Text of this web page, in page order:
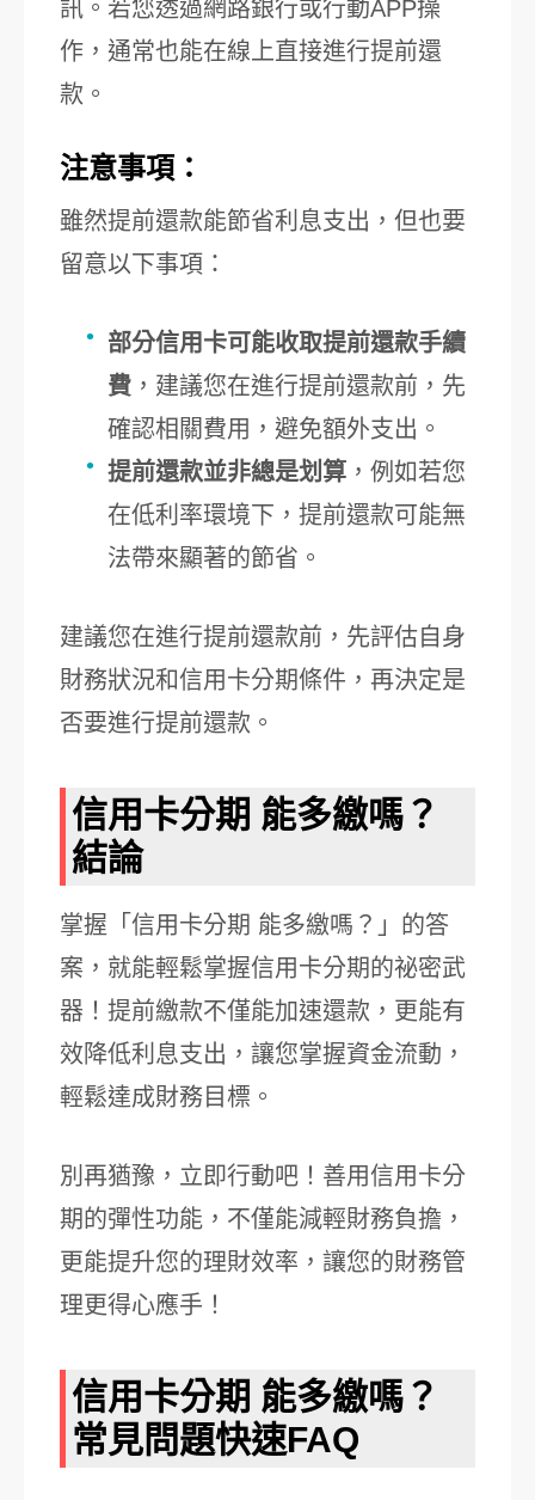
訊。若您透過網路銀行或行動APP操
作，通常也能在線上直接進行提前還
款。
注意事項：
雖然提前還款能節省利息支出，但也要
留意以下事項：
部分信用卡可能收取提前還款手續
費 ，建議您在進行提前還款前，先
確認相關費用，避免額外支出。
提前還款並非總是划算 ，例如若您
在低利率環境下，提前還款可能無
法帶來顯著的節省。
建議您在進行提前還款前，先評估自身
財務狀況和信用卡分期條件，再決定是
否要進行提前還款。
信用卡分期 能多繳嗎？
結論
掌握「信用卡分期 能多繳嗎？」的答
案，就能輕鬆掌握信用卡分期的祕密武
器！提前繳款不僅能加速還款，更能有
效降低利息支出，讓您掌握資金流動，
輕鬆達成財務目標。
別再猶豫，立即行動吧！善用信用卡分
期的彈性功能，不僅能減輕財務負擔，
更能提升您的理財效率，讓您的財務管
理更得心應手！
信用卡分期 能多繳嗎？
常見問題快速FAQ